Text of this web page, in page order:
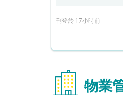
刊登於 17小時前
物業